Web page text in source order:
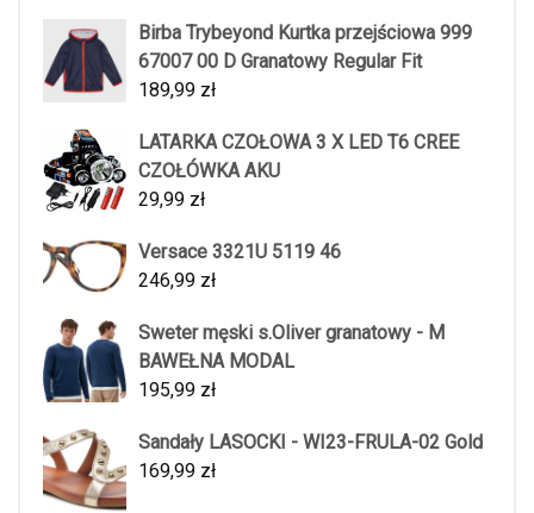
Birba Trybeyond Kurtka przejściowa 999
67007 00 D Granatowy Regular Fit
189,99 zł
LATARKA CZOŁOWA 3 X LED T6 CREE
CZOŁÓWKA AKU
29,99 zł
Versace 3321U 5119 46
246,99 zł
Sweter męski s.Oliver granatowy - M
BAWEŁNA MODAL
195,99 zł
Sandały LASOCKI - WI23-FRULA-02 Gold
169,99 zł